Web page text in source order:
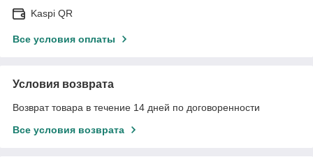
Kaspi QR
Все условия оплаты
Условия возврата
Возврат товара в течение 14 дней по договоренности
Все условия возврата